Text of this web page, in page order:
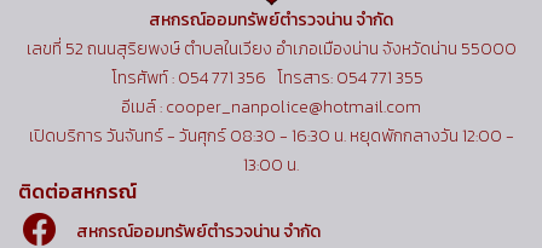
สหกรณ์ออมทรัพย์ตำรวจน่าน จำกัด
เลขที่ 52 ถนนสุริยพงษ์ ตำบลในเวียง อำเภอเมืองน่าน จังหวัดน่าน 55000
โทรศัพท์ : 054 771 356 โทรสาร: 054 771 355
อีเมล์ : cooper_nanpolice@hotmail.com
เปิดบริการ วันจันทร์ - วันศุกร์ 08:30 - 16:30 น. หยุดพักกลางวัน 12:00 -
13:00 น.
ติดต่อสหกรณ์
สหกรณ์ออมทรัพย์ตำรวจน่าน จำกัด